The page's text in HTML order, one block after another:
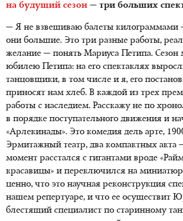
на будущий сезон — три больших
— Я не взвешиваю балеты килограммами
они большие. Это три разные работы,
желание — понять Мариуса Петипа.
юбилею Петипа: на его спектаклях
танцовщики, в том числе и я, его
приносят нам хлеб. В каждой из трех
работы с наследием. Расскажу не по
в порядке поступательного движения и
«Арлекинады». Это комедия дель арте,
Эрмитажный театр, два компактных акта
момент расстался с гигантами вроде
красавицы» и переключился на
ценно, что это научная реконструкция
нашем репертуаре, и что ее осуществит
блестящий специалист по старинному